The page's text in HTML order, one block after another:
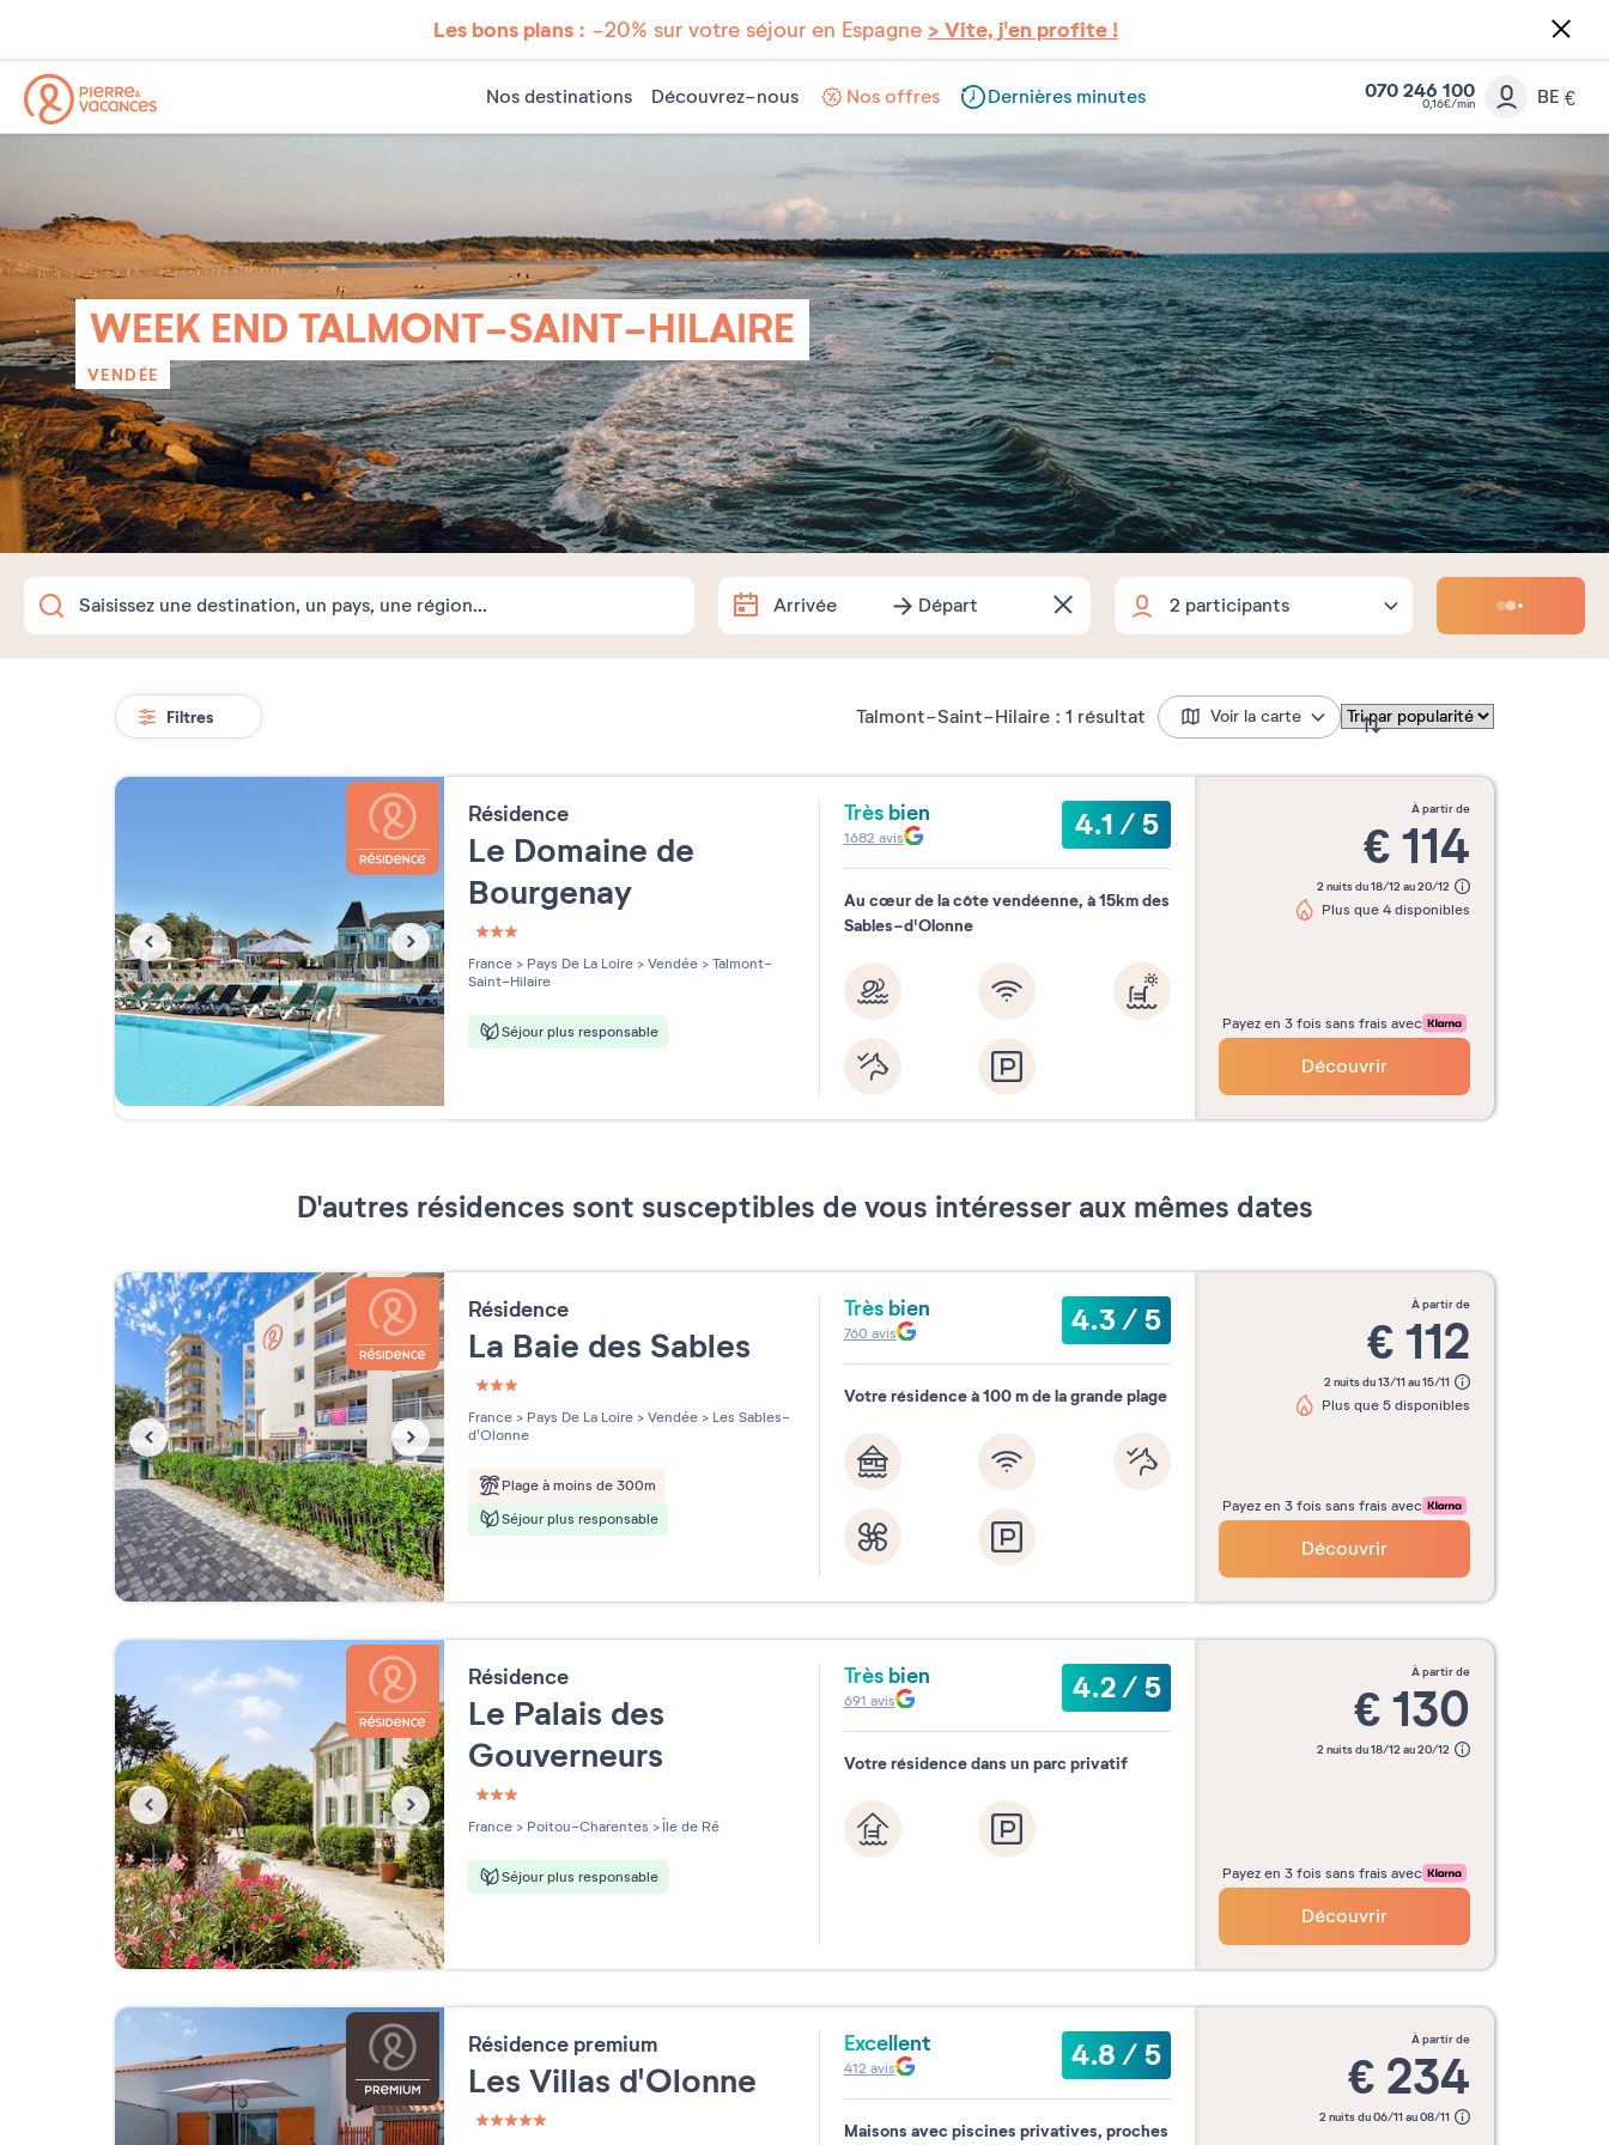
Les bons plans : -20% sur votre séjour en Espagne > Vite, j'en profite !
Nos destinations Découvrez-nous Nos offres Dernières minutes 070 246 100
0,16€/min BE €
WEEK END TALMONT-SAINT-HILAIRE
VENDÉE
Arrivée Départ
1 semaine 2 semaines 1 week-end 5 nuits
Souhaitez-vous préciser ?
Mois
Août 2026
Septembre
2026
Novembre
2026
Adultes
Enfants
3 à 17 ans inclus 0
0
Talmont-Saint-Hilaire : 1 résultat
Filtres Voir la carte
Résidence
Le Domaine de
Bourgenay
3 étoiles sur 5
France > Pays De La Loire > Vendée > Talmont-
Saint-Hilaire
Séjour plus responsable
Très bien 4.1/5
1682 avis
Au cœur de la côte vendéenne, à 15km des
Sables-d'Olonne
à partir de
€114
2 nuits du 18/12 au 20/12
Plus que 4 disponibles
Payez en 3 fois sans frais avec
Découvrir
D'autres résidences sont susceptibles de vous intéresser aux mêmes dates
Résidence
La Baie des Sables
3 étoiles sur 5
France > Pays De La Loire > Vendée > Les Sables-
d'Olonne
Plage à moins de 300m
Séjour plus responsable
Très bien 4.3/5
760 avis
Votre résidence à 100 m de la grande plage
à partir de
€112
2 nuits du 13/11 au 15/11
Plus que 5 disponibles
Payez en 3 fois sans frais avec
Découvrir
Résidence
Le Palais des
Gouverneurs
3 étoiles sur 5
France > Poitou-Charentes > Île de Ré
Séjour plus responsable
Très bien 4.2/5
691 avis
Votre résidence dans un parc privatif
à partir de
€130
2 nuits du 18/12 au 20/12
Payez en 3 fois sans frais avec
Découvrir
Résidence premium
Les Villas d'Olonne
Excellent 4.8/5
412 avis
Maisons avec piscines privatives, proches
à partir de
€ 234
2 nuits du 06/11 au 08/11